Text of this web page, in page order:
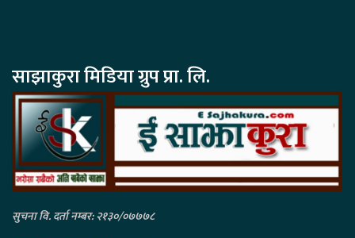
साझाकुरा मिडिया ग्रुप प्रा. लि.
सुचना वि. दर्ता नम्बर: २१३०/०७७७८